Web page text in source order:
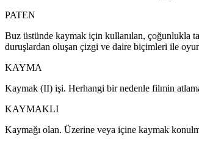
PATEN
Buz üstünde kaymak için kullanılan, çoğunlukla
duruşlardan oluşan çizgi ve daire biçimleri ile
KAYMA
Kaymak (II) işi. Herhangi bir nedenle filmin
KAYMAKLI
Kaymağı olan. Üzerine veya içine kaymak